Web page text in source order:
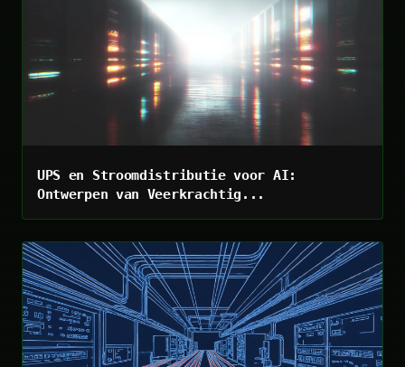
UPS en Stroomdistributie voor AI:
Ontwerpen van Veerkrachtig...